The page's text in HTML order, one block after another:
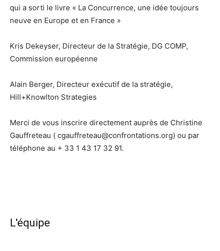
qui a sorti le livre « La Concurrence, une idée toujours
neuve en Europe et en France »
Kris Dekeyser, Directeur de la Stratégie, DG COMP,
Commission européenne
Alain Berger, Directeur exécutif de la stratégie,
Hill+Knowlton Strategies
Merci de vous inscrire directement auprès de Christine
Gauffreteau ( cgauffreteau@confrontations.org) ou par
téléphone au + 33 1 43 17 32 91.
L'équipe